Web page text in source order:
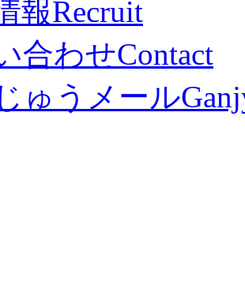
報Recruit
合わせContact
ゅうメール